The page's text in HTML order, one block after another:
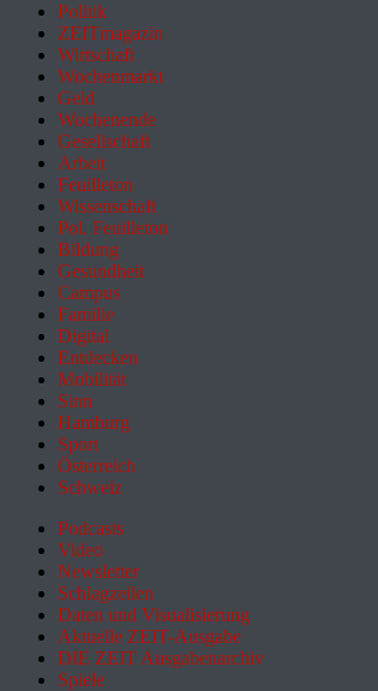
Politik
ZEITmagazin
Wirtschaft
Wochenmarkt
Geld
Wochenende
Gesellschaft
Arbeit
Feuilleton
Wissenschaft
Pol. Feuilleton
Bildung
Gesundheit
Campus
Familie
Digital
Entdecken
Mobilität
Sinn
Hamburg
Sport
Österreich
Schweiz
Podcasts
Video
Newsletter
Schlagzeilen
Daten und Visualisierung
Aktuelle ZEIT-Ausgabe
DIE ZEIT Ausgabenarchiv
Spiele